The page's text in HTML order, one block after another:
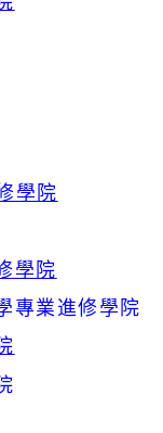
學院
學院
專業進修學院